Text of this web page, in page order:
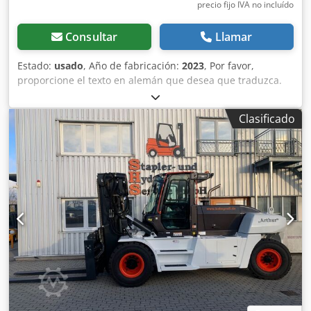
simultáneo de las horquillas con válvula deprecio fijo IVA no incluído
Consultar Llamar
Estado: usado, Año de fabricación: 2023, Por favor,
proporcione el texto en alemán que desea que traduzca.
Clasificado